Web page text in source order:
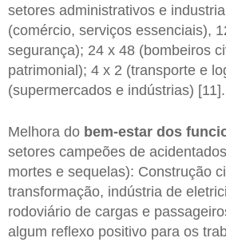
setores administrativos e
(comércio, serviços essenciais),
segurança); 24 x 48 (bombeiros
patrimonial); 4 x 2 (transporte e
(supermercados e indústrias) [11].
Melhora do bem-estar dos
setores campeões de
mortes e sequelas): Construção
transformação, indústria de
rodoviário de cargas e
algum reflexo positivo para os